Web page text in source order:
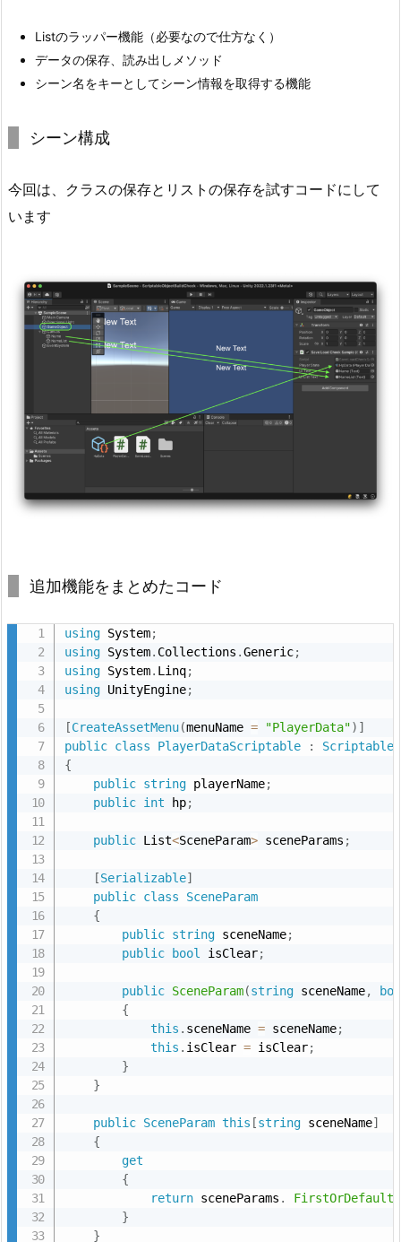
Listのラッパー機能（必要なので仕方なく）
データの保存、読み出しメソッド
シーン名をキーとしてシーン情報を取得する機能
シーン構成
今回は、クラスの保存とリストの保存を試すコードにして
います
追加機能をまとめたコード
using System;
using System. Collections .Generic;
using System. Linq;
using UnityEngine;
[CreateAssetMenu(menuName = "PlayerData") ]
public class PlayerDataScriptable :
{
public string playerName;
public int hp;
public List<SceneParam> sceneParams ;
[Serializable]
public class
SceneParam
{
public string sceneName;
public
bool isClear;
public SceneParam(string sceneName,
{
this . sceneName = sceneName;
this . isClear = isClear;
}
}
public SceneParam this [string sceneName]
{
get
{
return sceneParams . FirstOrDefault
}
}